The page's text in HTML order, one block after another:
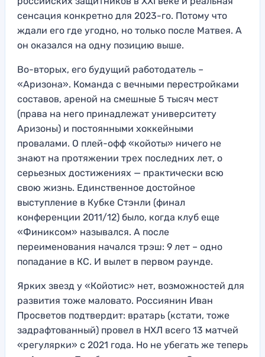
сенсация конкретно для 2023-го. Потому что
ждали его где угодно, но только после Матвея. А
он оказался на одну позицию выше.
Во-вторых, его будущий работодатель –
«Аризона». Команда с вечными перестройками
составов, ареной на смешные 5 тысяч мест
(права на него принадлежат университету
Аризоны) и постоянными хоккейными
провалами. О плей-офф «койоты» ничего не
знают на протяжении трех последних лет, о
серьезных достижениях — практически всю
свою жизнь. Единственное достойное
выступление в Кубке Стэнли (финал
конференции 2011/12) было, когда клуб еще
«Финиксом» назывался. А после
переименования начался трэш: 9 лет – одно
попадание в КС. И вылет в первом раунде.
Ярких звезд у «Койотис» нет, возможностей для
развития тоже маловато. Россиянин Иван
Просветов подтвердит: вратарь (кстати, тоже
задрафтованный) провел в НХЛ всего 13 матчей
«регулярки» с 2021 года. Но не убегать же теперь